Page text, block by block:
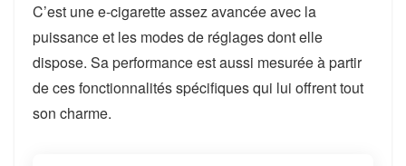
C’est une e-cigarette assez avancée avec la
puissance et les modes de réglages dont elle
dispose. Sa performance est aussi mesurée à partir
de ces fonctionnalités spécifiques qui lui offrent tout
son charme.